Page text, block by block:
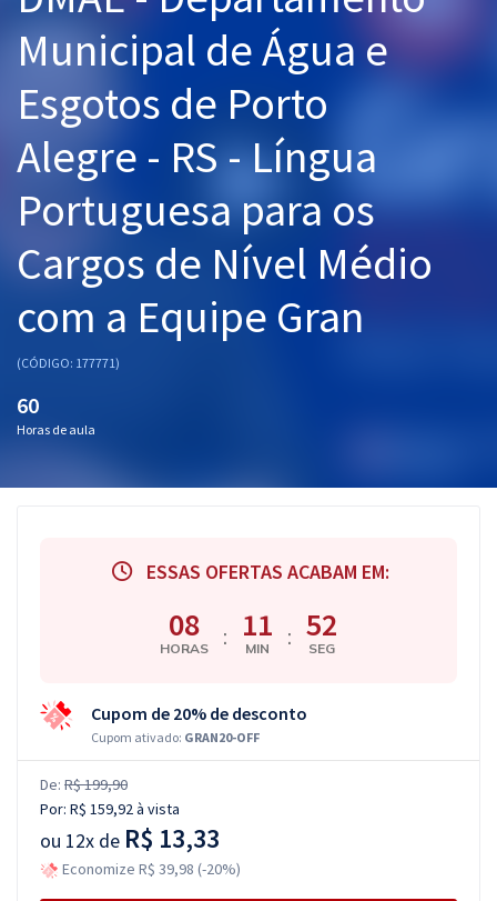
Graduação
Mentorias
Questões grátis
Conteúdo gratuito
Blog
Aprovados
Atendimento
Municipal de Água e
Esgotos de Porto
Alegre - RS - Língua
Portuguesa para os
Cargos de Nível Médio
com a Equipe Gran
(CÓDIGO: 177771)
60
Horas de aula
ESSAS OFERTAS ACABAM EM:
08
HORAS : 11
MIN : 52
SEG
Cupom de 20% de desconto
Cupom ativado: GRAN20-OFF
De: R$ 199,90
Por: R$ 159,92à vista
ou 12x de R$ 13,33
Economize R$ 39,98 (-20%)